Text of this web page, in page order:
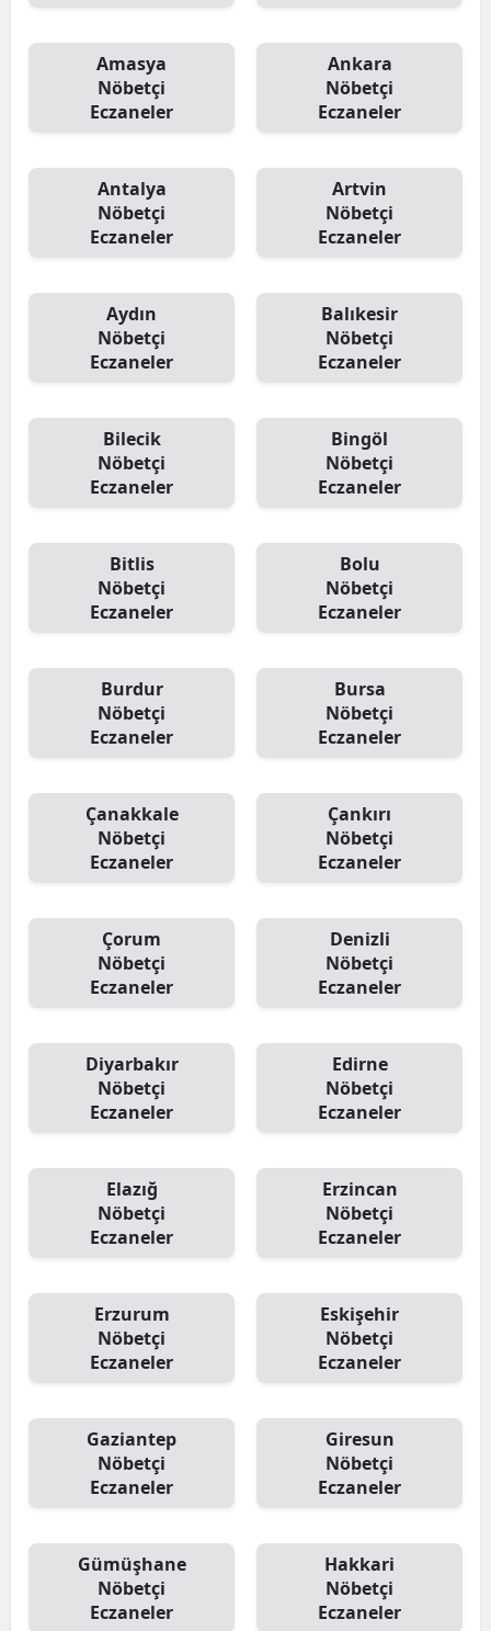
Amasya
Nöbetçi
Eczaneler
Ankara
Nöbetçi
Eczaneler
Antalya
Nöbetçi
Eczaneler
Artvin
Nöbetçi
Eczaneler
Aydın
Nöbetçi
Eczaneler
Balıkesir
Nöbetçi
Eczaneler
Bilecik
Nöbetçi
Eczaneler
Bingöl
Nöbetçi
Eczaneler
Bitlis
Nöbetçi
Eczaneler
Bolu
Nöbetçi
Eczaneler
Burdur
Nöbetçi
Eczaneler
Bursa
Nöbetçi
Eczaneler
Çanakkale
Nöbetçi
Eczaneler
Çankırı
Nöbetçi
Eczaneler
Çorum
Nöbetçi
Eczaneler
Denizli
Nöbetçi
Eczaneler
Diyarbakır
Nöbetçi
Eczaneler
Edirne
Nöbetçi
Eczaneler
Elazığ
Nöbetçi
Eczaneler
Erzincan
Nöbetçi
Eczaneler
Erzurum
Nöbetçi
Eczaneler
Eskişehir
Nöbetçi
Eczaneler
Gaziantep
Nöbetçi
Eczaneler
Giresun
Nöbetçi
Eczaneler
Gümüşhane
Nöbetçi
Eczaneler
Hakkari
Nöbetçi
Eczaneler